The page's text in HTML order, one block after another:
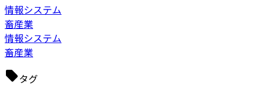
情報システム
畜産業
情報システム
畜産業
タグ